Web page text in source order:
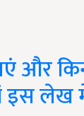
और
इस लेख